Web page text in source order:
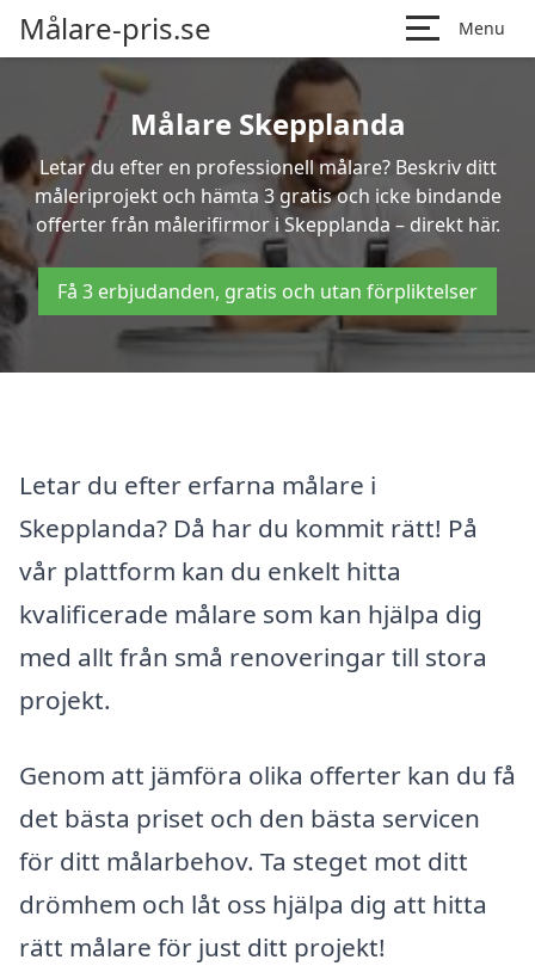
Målare-pris.se Menu
Målare Skepplanda
Letar du efter en professionell målare? Beskriv ditt
måleriprojekt och hämta 3 gratis och icke bindande
offerter från målerifirmor i Skepplanda – direkt här.
Få 3 erbjudanden, gratis och utan förpliktelser
Letar du efter erfarna målare i
Skepplanda? Då har du kommit rätt! På
vår plattform kan du enkelt hitta
kvalificerade målare som kan hjälpa dig
med allt från små renoveringar till stora
projekt.
Genom att jämföra olika offerter kan du få
det bästa priset och den bästa servicen
för ditt målarbehov. Ta steget mot ditt
drömhem och låt oss hjälpa dig att hitta
rätt målare för just ditt projekt!